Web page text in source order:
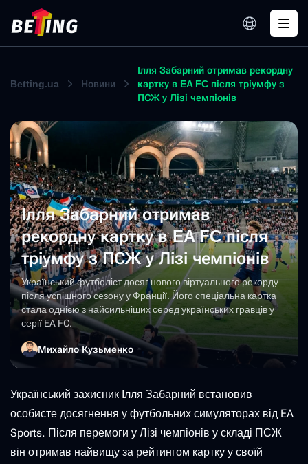
Betting.ua Новини
Ілля Забарний отримав рекордну
картку в EA FC після тріумфу з
ПСЖ у Лізі чемпіонів
Ілля Забарний отримав
рекордну картку в EA FC після
тріумфу з ПСЖ у Лізі чемпіонів
Український футболіст досяг нового віртуального рекорду
після успішного сезону у Франції. Його спеціальна картка
стала однією з найсильніших серед українських гравців у
серії EA FC.
Михайло Кузьменко
Український захисник Ілля Забарний встановив
особисте досягнення у футбольних симуляторах від EA
Sports. Після перемоги у Лізі чемпіонів у складі ПСЖ
він отримав найвищу за рейтингом картку у своїй